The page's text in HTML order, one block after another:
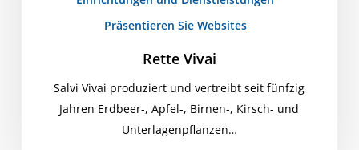
Präsentieren Sie Websites
Rette Vivai
Salvi Vivai produziert und vertreibt seit fünfzig
Jahren Erdbeer-, Apfel-, Birnen-, Kirsch- und
Unterlagenpflanzen…